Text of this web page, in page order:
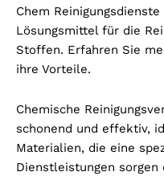
Chem
Lösungsmittel für die
Stoffen. Erfahren Sie
ihre Vorteile.
Chemische
schonend und effektiv,
Materialien, die eine
Dienstleistungen sorgen